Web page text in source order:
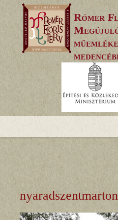
to
content
Rómer
nyaradszentmarton